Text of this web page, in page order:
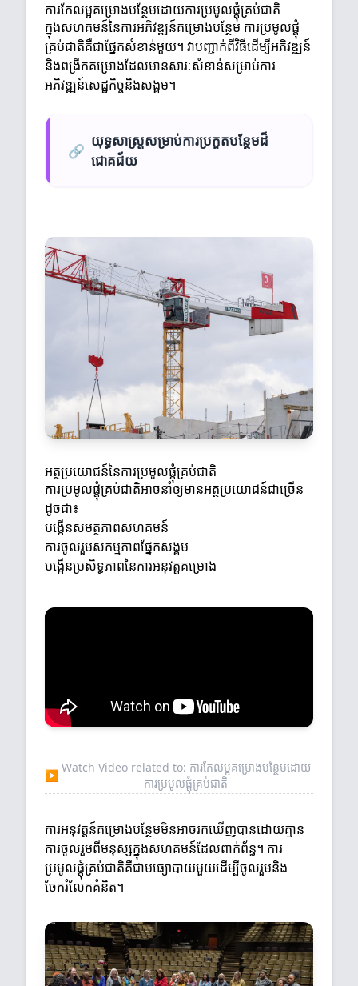
ការកែលម្អគម្រោងបន្ថែមដោយការប្រមូលផ្តុំគ្រប់ជាតិ
ក្នុងសហគមន៍នៃការអភិវឌ្ឍន៍គម្រោងបន្ថែម ការប្រមូលផ្តុំ
គ្រប់ជាតិគឺជាផ្នែកសំខាន់មួយ។ វាបញ្ជាក់ពីវិធីដើម្បីអភិវឌ្ឍន៍
និងពង្រីកគម្រោងដែលមានសារៈសំខាន់សម្រាប់ការ
អភិវឌ្ឍន៍សេដ្ឋកិច្ចនិងសង្គម។
🔗
យុទ្ធសាស្ត្រសម្រាប់ការប្រកួតបន្ថែមដ៏
ជោគជ័យ
អត្ថប្រយោជន៍នៃការប្រមូលផ្តុំគ្រប់ជាតិ
ការប្រមូលផ្តុំគ្រប់ជាតិអាចនាំឲ្យមានអត្ថប្រយោជន៍ជាច្រើន
ដូចជា៖
បង្កើនសមត្ថភាពសហគមន៍
ការចូលរួមសកម្មភាពផ្នែកសង្គម
បង្កើនប្រសិទ្ធភាពនៃការអនុវត្តគម្រោង
▶
Watch Video related to: ការកែលម្អគម្រោងបន្ថែមដោយ
ការប្រមូលផ្តុំគ្រប់ជាតិ
ការអនុវត្តន៍គម្រោងបន្ថែមមិនអាចរកឃើញបានដោយគ្មាន
ការចូលរួមពីមនុស្សក្នុងសហគមន៍ដែលពាក់ព័ន្ធ។ ការ
ប្រមូលផ្តុំគ្រប់ជាតិគឺជាមធ្យោបាយមួយដើម្បីចូលរួមនិង
ចែករំលែកគំនិត។